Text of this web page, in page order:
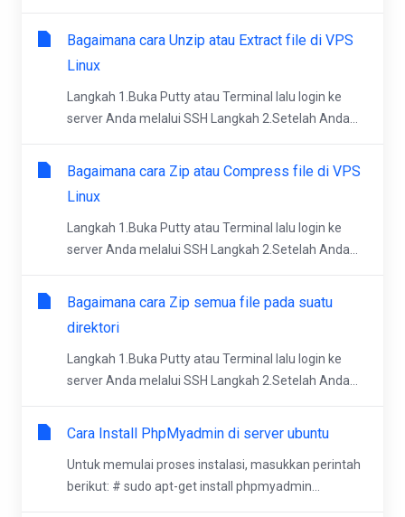
Bagaimana cara Unzip atau Extract file di VPS
Linux
Langkah 1.Buka Putty atau Terminal lalu login ke
server Anda melalui SSH Langkah 2.Setelah Anda...
Bagaimana cara Zip atau Compress file di VPS
Linux
Langkah 1.Buka Putty atau Terminal lalu login ke
server Anda melalui SSH Langkah 2.Setelah Anda...
Bagaimana cara Zip semua file pada suatu
direktori
Langkah 1.Buka Putty atau Terminal lalu login ke
server Anda melalui SSH Langkah 2.Setelah Anda...
Cara Install PhpMyadmin di server ubuntu
Untuk memulai proses instalasi, masukkan perintah
berikut: # sudo apt-get install phpmyadmin...